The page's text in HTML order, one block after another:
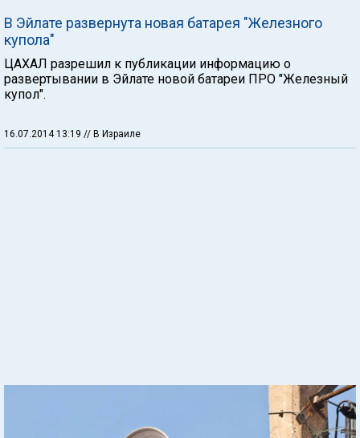
В Эйлате развернута новая батарея "Железного
купола"
ЦАХАЛ разрешил к публикации информацию о
развертывании в Эйлате новой батареи ПРО "Железный
купол".
16.07.2014 13:19 // В Израиле